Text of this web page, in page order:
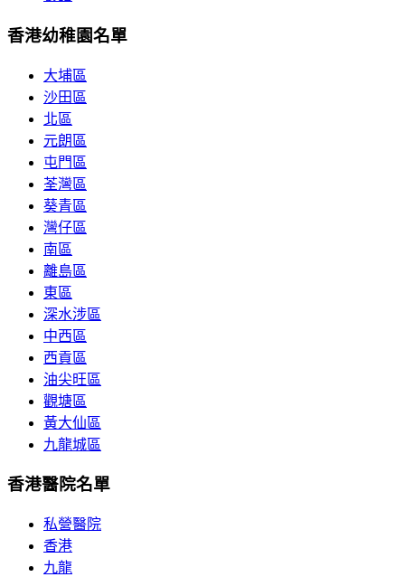
香港幼稚園名單
大埔區
沙田區
北區
元朗區
屯門區
荃灣區
葵青區
灣仔區
南區
離島區
東區
深水涉區
中西區
西貢區
油尖旺區
觀塘區
黃大仙區
九龍城區
香港醫院名單
私營醫院
香港
九龍